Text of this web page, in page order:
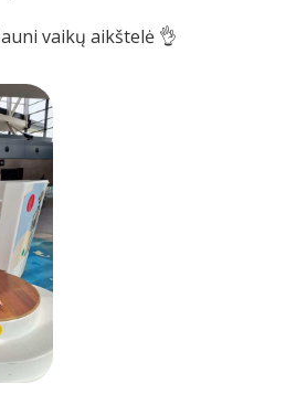
vaikų aikštelė 👌